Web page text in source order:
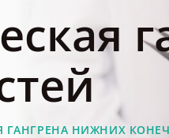
ГАНГРЕНА НИЖНИХ